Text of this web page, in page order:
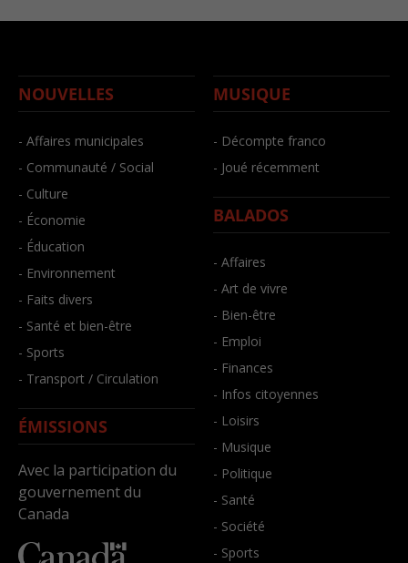
NOUVELLES
- Affaires municipales
- Communauté / Social
- Culture
- Économie
- Éducation
- Environnement
- Faits divers
- Santé et bien-être
- Sports
- Transport / Circulation
ÉMISSIONS
Avec la participation du
gouvernement du
Canada
MUSIQUE
- Décompte franco
- Joué récemment
BALADOS
- Affaires
- Art de vivre
- Bien-être
- Emploi
- Finances
- Infos citoyennes
- Loisirs
- Musique
- Politique
- Santé
- Société
- Sports